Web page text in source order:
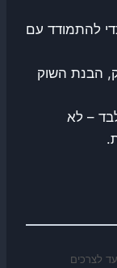
להתמודד עם
הבנת השוק
– לא
לצרכים